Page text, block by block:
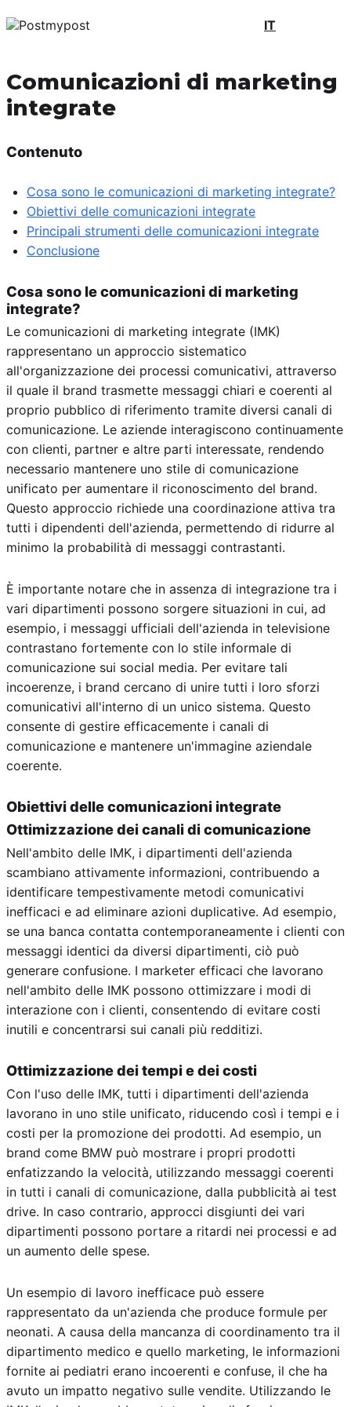
IT
Comunicazioni di marketing
integrate
Contenuto
Cosa sono le comunicazioni di marketing integrate?
Obiettivi delle comunicazioni integrate
Principali strumenti delle comunicazioni integrate
Conclusione
Cosa sono le comunicazioni di marketing
integrate?
Le comunicazioni di marketing integrate (IMK)
rappresentano un approccio sistematico
all'organizzazione dei processi comunicativi, attraverso
il quale il brand trasmette messaggi chiari e coerenti al
proprio pubblico di riferimento tramite diversi canali di
comunicazione. Le aziende interagiscono continuamente
con clienti, partner e altre parti interessate, rendendo
necessario mantenere uno stile di comunicazione
unificato per aumentare il riconoscimento del brand.
Questo approccio richiede una coordinazione attiva tra
tutti i dipendenti dell'azienda, permettendo di ridurre al
minimo la probabilità di messaggi contrastanti.
È importante notare che in assenza di integrazione tra i
vari dipartimenti possono sorgere situazioni in cui, ad
esempio, i messaggi ufficiali dell'azienda in televisione
contrastano fortemente con lo stile informale di
comunicazione sui social media. Per evitare tali
incoerenze, i brand cercano di unire tutti i loro sforzi
comunicativi all'interno di un unico sistema. Questo
consente di gestire efficacemente i canali di
comunicazione e mantenere un'immagine aziendale
coerente.
Obiettivi delle comunicazioni integrate
Ottimizzazione dei canali di comunicazione
Nell'ambito delle IMK, i dipartimenti dell'azienda
scambiano attivamente informazioni, contribuendo a
identificare tempestivamente metodi comunicativi
inefficaci e ad eliminare azioni duplicative. Ad esempio,
se una banca contatta contemporaneamente i clienti con
messaggi identici da diversi dipartimenti, ciò può
generare confusione. I marketer efficaci che lavorano
nell'ambito delle IMK possono ottimizzare i modi di
interazione con i clienti, consentendo di evitare costi
inutili e concentrarsi sui canali più redditizi.
Ottimizzazione dei tempi e dei costi
Con l'uso delle IMK, tutti i dipartimenti dell'azienda
lavorano in uno stile unificato, riducendo così i tempi e i
costi per la promozione dei prodotti. Ad esempio, un
brand come BMW può mostrare i propri prodotti
enfatizzando la velocità, utilizzando messaggi coerenti
in tutti i canali di comunicazione, dalla pubblicità ai test
drive. In caso contrario, approcci disgiunti dei vari
dipartimenti possono portare a ritardi nei processi e ad
un aumento delle spese.
Un esempio di lavoro inefficace può essere
rappresentato da un'azienda che produce formule per
neonati. A causa della mancanza di coordinamento tra il
dipartimento medico e quello marketing, le informazioni
fornite ai pediatri erano incoerenti e confuse, il che ha
avuto un impatto negativo sulle vendite. Utilizzando le